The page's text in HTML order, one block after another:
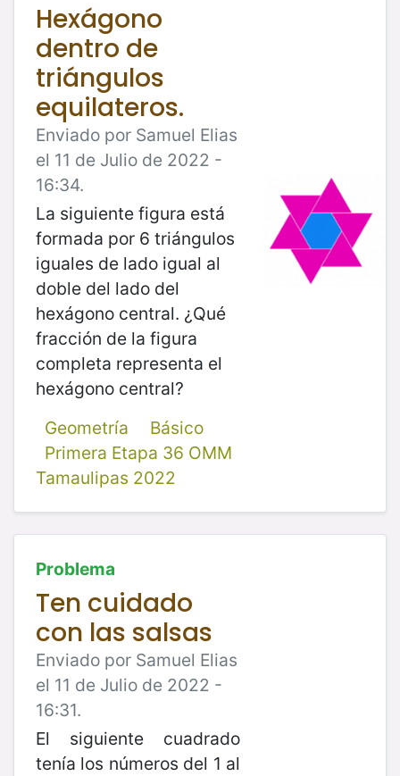
Hexágono
dentro de
triángulos
equilateros.
Enviado por Samuel Elias
el 11 de Julio de 2022 -
16:34.
La siguiente figura está
formada por 6 triángulos
iguales de lado igual al
doble del lado del
hexágono central. ¿Qué
fracción de la figura
completa representa el
hexágono central?
Geometría
Básico
Primera Etapa 36 OMM
Tamaulipas 2022
Problema
Ten cuidado
con las salsas
Enviado por Samuel Elias
el 11 de Julio de 2022 -
16:31.
El siguiente cuadrado
tenía los números del 1 al